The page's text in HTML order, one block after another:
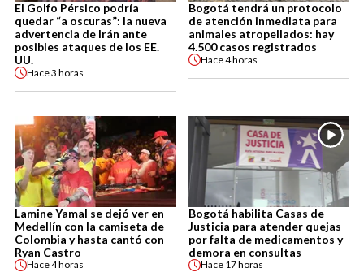
El Golfo Pérsico podría
quedar “a oscuras”: la nueva
advertencia de Irán ante
posibles ataques de los EE.
UU.
Hace3 horas
Bogotá tendrá un protocolo
de atención inmediata para
animales atropellados: hay
4.500 casos registrados
Hace4 horas
Lamine Yamal se dejó ver en
Medellín con la camiseta de
Colombia y hasta cantó con
Ryan Castro
Hace4 horas
Bogotá habilita Casas de
Justicia para atender quejas
por falta de medicamentos y
demora en consultas
Hace 17 horas